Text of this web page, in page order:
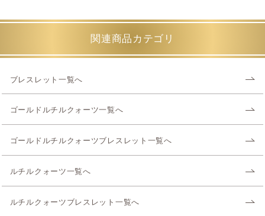
関連商品カテゴリ
ブレスレット一覧へ
ゴールドルチルクォーツ一覧へ
ゴールドルチルクォーツブレスレット一覧へ
ルチルクォーツ一覧へ
ルチルクォーツブレスレット一覧へ